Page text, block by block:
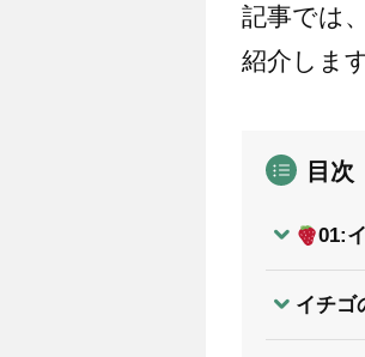
記事では
紹介します
目次
01:
イチゴ